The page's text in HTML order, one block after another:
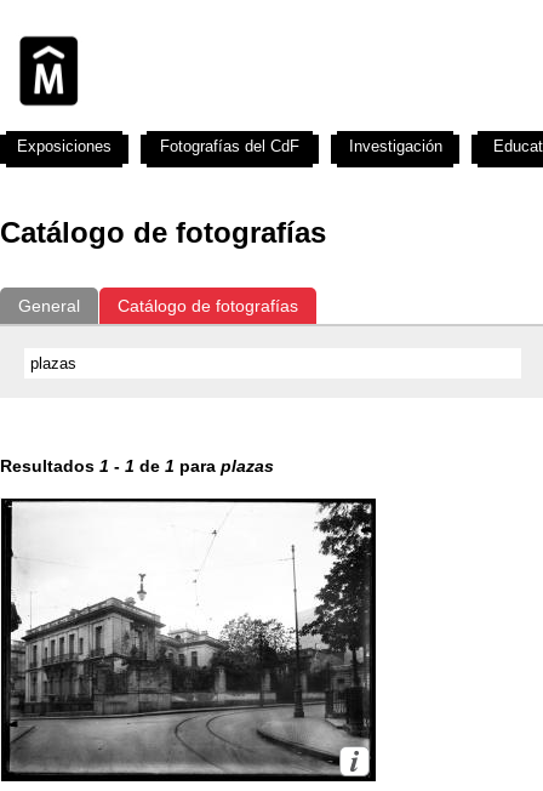
Catálogo de fotografías
General Catálogo de fotografías
Resultados 1 - 1 de 1 para plazas
Exposiciones Fotografías del CdF Investigación